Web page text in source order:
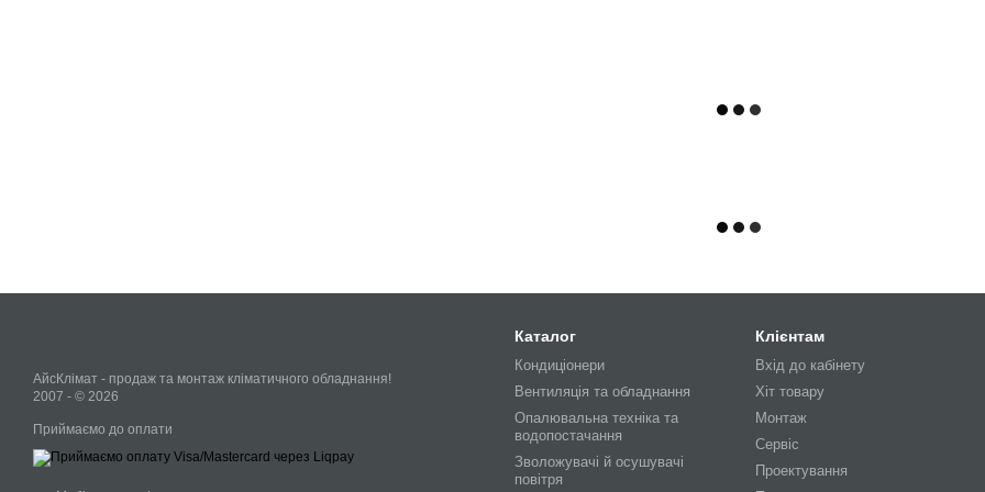
АйсКлімат - продаж та монтаж кліматичного обладнання!
2007 - © 2026
Приймаємо до оплати
Каталог
Кондиціонери
Вентиляція та обладнання
Опалювальна техніка та
водопостачання
Зволожувачі й осушувачі
повітря
Клієнтам
Вхід до кабінету
Хіт товару
Монтаж
Сервіс
Проектування